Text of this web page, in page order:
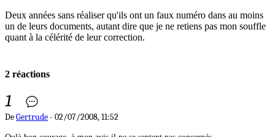
Deux années sans réaliser qu'ils ont un faux numéro dans au moins
un de leurs documents, autant dire que je ne retiens pas mon souffle
quant à la célérité de leur correction.
2 réactions
1
DeGertrude- 02/07/2008, 11:52